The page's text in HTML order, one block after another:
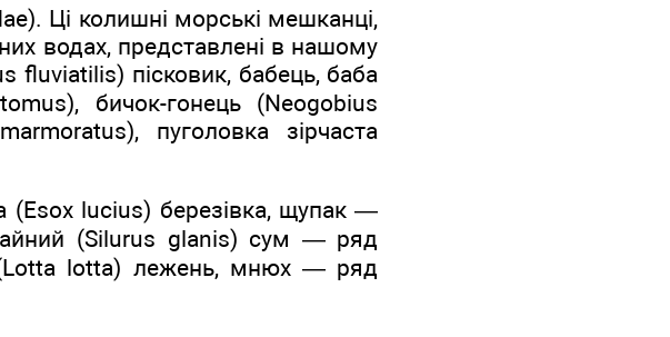
Ці колишні морські мешканці,
водах, представлені в нашому
fluviatilis) пісковик, бабець, баба
бичок-гонець (Neogobius
пуголовка зірчаста
(Esox lucius) березівка, щупак —
(Silurus glanis) сум — ряд
(Lotta lotta) лежень, мнюх — ряд